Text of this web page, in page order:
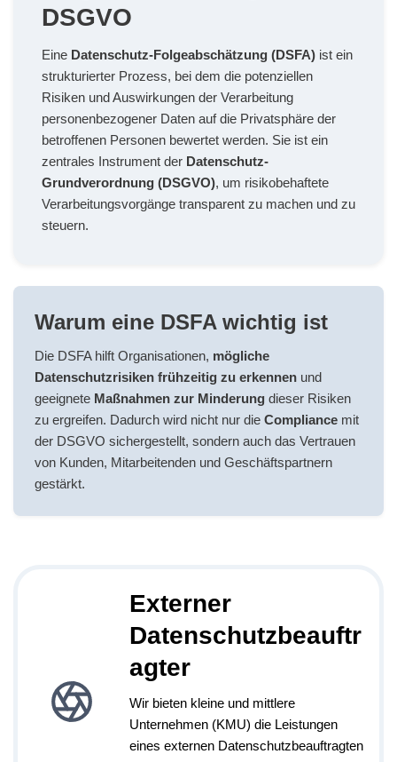
DSGVO
Eine Datenschutz-Folgeabschätzung (DSFA) ist ein
strukturierter Prozess, bei dem die potenziellen
Risiken und Auswirkungen der Verarbeitung
personenbezogener Daten auf die Privatsphäre der
betroffenen Personen bewertet werden. Sie ist ein
zentrales Instrument der Datenschutz-
Grundverordnung (DSGVO), um risikobehaftete
Verarbeitungsvorgänge transparent zu machen und zu
steuern.
Warum eine DSFA wichtig ist
Die DSFA hilft Organisationen, mögliche
Datenschutzrisiken frühzeitig zu erkennen und
geeignete Maßnahmen zur Minderung dieser Risiken
zu ergreifen. Dadurch wird nicht nur die Compliance mit
der DSGVO sichergestellt, sondern auch das Vertrauen
von Kunden, Mitarbeitenden und Geschäftspartnern
gestärkt.
Externer
Datenschutzbeauftr
agter
Wir bieten kleine und mittlere
Unternehmen (KMU) die Leistungen
eines externen Datenschutzbeauftragten